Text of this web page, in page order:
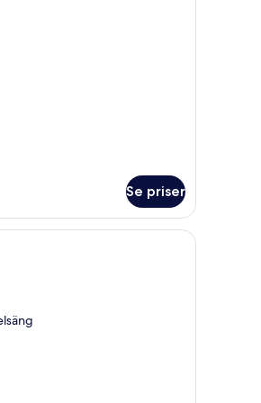
Se priser
och på väggen ovanför bordet hänger en
Ett hotellrum med två sängar, en platt-TV,